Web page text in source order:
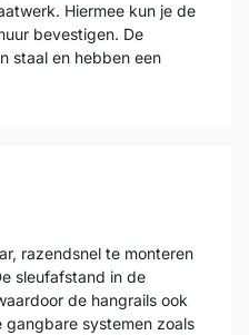
Hiermee kun je de
bevestigen. De
staal en hebben een
razendsnel te monteren
sleufafstand in de
de hangrails ook
systemen zoals